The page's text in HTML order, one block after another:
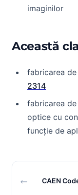
imaginilor
Această
fabricarea
2314
fabricarea
optice cu
funcție de
CAEN